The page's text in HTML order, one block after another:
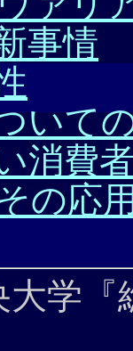
事情
いて
消費
の応
大学